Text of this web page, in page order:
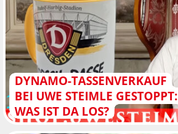
DYNAMO-TASSENVERKAUF
BEI UWE STEIMLE GESTOPPT:
WAS IST DA LOS?